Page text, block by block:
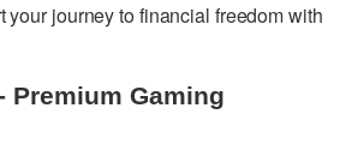
your journey to financial freedom with
Gaming